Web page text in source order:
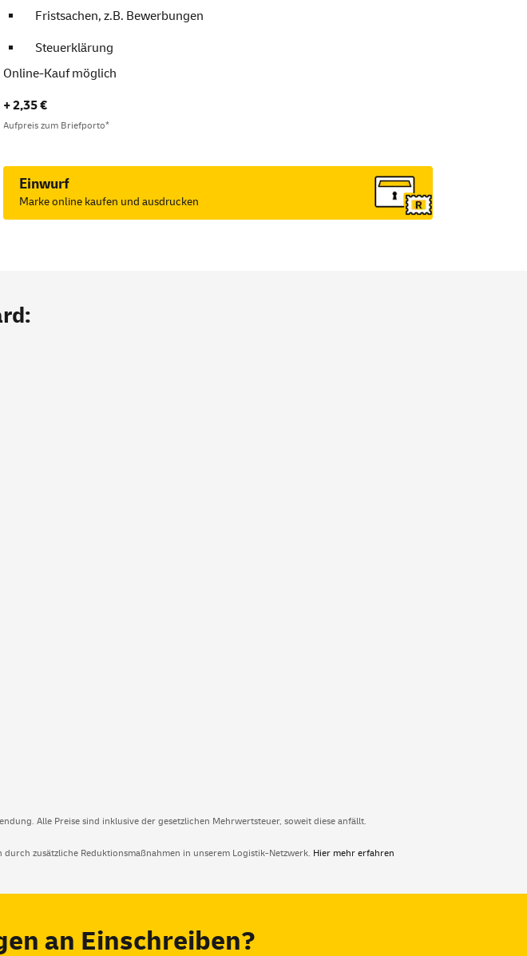
Fristsachen, z.B. Bewerbungen
Steuerklärung
Online-Kauf möglich
+ 2,35 €
Aufpreis zum Briefporto*
Einwurf
Marke online kaufen und ausdrucken
Alle Preise sind inklusive der gesetzlichen Mehrwertsteuer, soweit diese anfällt.
zusätzliche Reduktionsmaßnahmen in unserem Logistik-Netzwerk. Hier mehr erfahren
an Einschreiben?